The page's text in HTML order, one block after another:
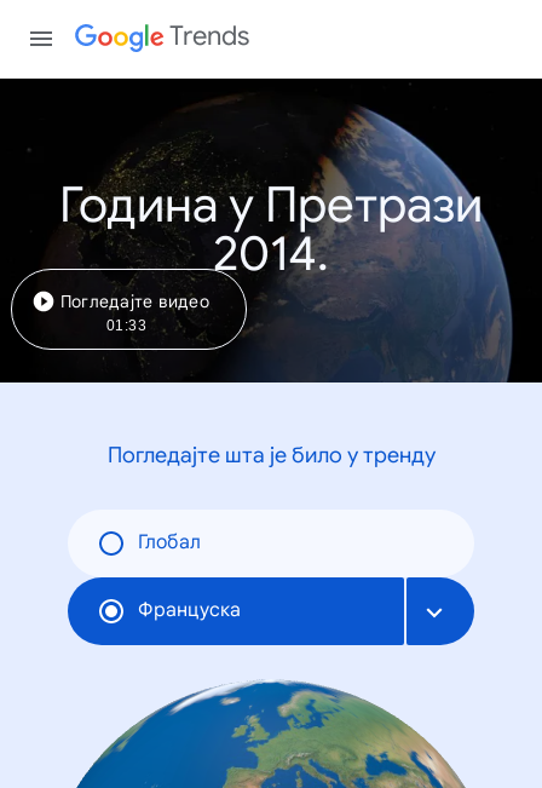
Trends
Година у Претрази
2014.
Погледајте видео
01:33
Погледајте шта је било у тренду
Глобал
Француска